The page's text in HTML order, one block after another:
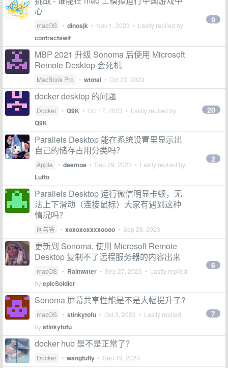
心
macOS • dinosjk • Nov 1, 2023 • Lastly replied by
contractswif
9
MBP 2021 升级 Sonoma 后使用 Microsoft
Remote Desktop 会死机
MacBook Pro • wtotal • Oct 23, 2023
docker desktop 的问题
Docker • Q9K • Oct 17, 2023 • Lastly replied by
Q9K
20
Parallels Desktop 能在系统设置里显示出
自己的储存占用分类吗？
Apple • deemoe • Sep 29, 2023 • Lastly replied by
Lutto
2
Parallels Desktop 运行微信明显卡顿，无
法上下滑动（连接鼠标）大家有遇到这种
情况吗？
问与答 • xoxoxoxxxxoooo • Sep 28, 2023
更新到 Sonoma, 使用 Microsoft Remote
Desktop 复制不了远程服务器的内容出来
macOS • Rainwater • Sep 27, 2023 • Lastly replied
byepicSoldier
6
Sonoma 屏幕共享性能是不是大幅提升了?
macOS • stinkytofu • Oct 3, 2023 • Lastly replied
bystinkytofu
7
docker hub 是不是正常了？
Docker • wangtufly • Sep 19, 2023